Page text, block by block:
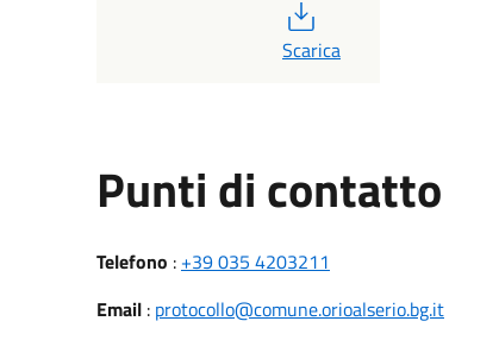
PDF
Scarica
Punti di contatto
Telefono : +39 035 4203211
Email: protocollo@comune.orioalserio.bg.it